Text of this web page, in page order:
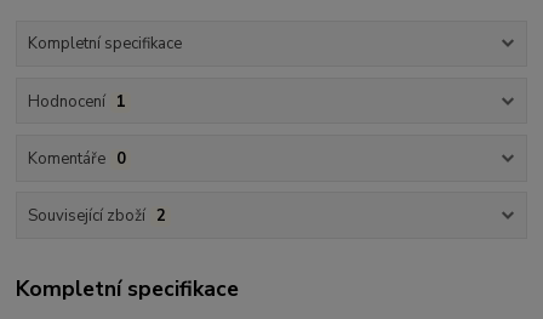
Kompletní specifikace
Hodnocení 1
Komentáře 0
Související zboží 2
Kompletní specifikace